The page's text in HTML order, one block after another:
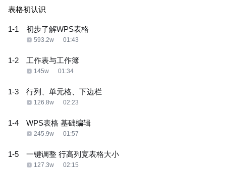
表格初认识
1-1 初步了解WPS表格
593.2w 01:43
1-2 工作表与工作簿
145w 01:34
1-3 行列、单元格、下边栏
126.8w 02:23
1-4 WPS表格 基础编辑
245.9w 01:57
1-5 一键调整 行高列宽表格大小
127.3w 02:15